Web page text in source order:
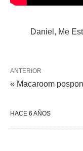
Daniel, Me
ANTERIOR
« Macaroom
HACE 6 AÑOS